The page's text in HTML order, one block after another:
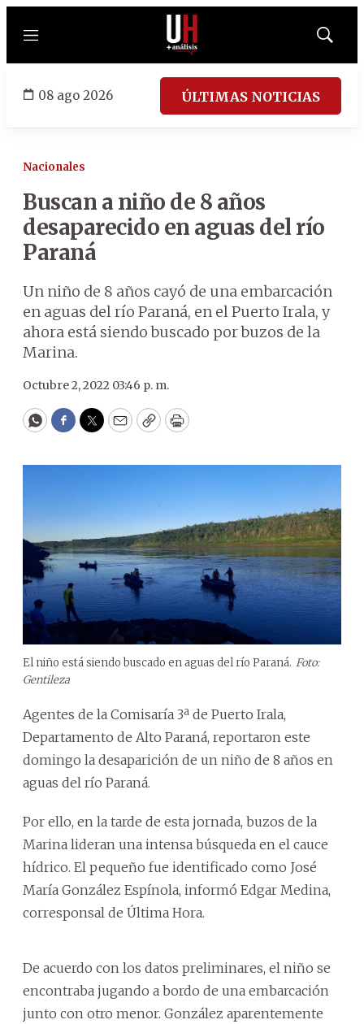
Menú
Mostrar
08 ago 2026 ÚLTIMAS NOTICIAS
Nacionales
Buscan a niño de 8 años
desaparecido en aguas del río
Paraná
Un niño de 8 años cayó de una embarcación
en aguas del río Paraná, en el Puerto Irala, y
ahora está siendo buscado por buzos de la
Marina.
Octubre 2, 2022 03:46 p. m.
WhatsApp
Facebook
Twitter
EmailCopyPrint
El niño está siendo buscado en aguas del río Paraná. Foto:
Gentileza
Agentes de la Comisaría 3ª de Puerto Irala,
Departamento de Alto Paraná, reportaron este
domingo la desaparición de un niño de 8 años en
aguas del río Paraná.
Por ello, en la tarde de esta jornada, buzos de la
Marina lideran una intensa búsqueda en el cauce
hídrico. El pequeño fue identificado como José
María González Espínola, informó Edgar Medina,
corresponsal de Última Hora.
De acuerdo con los datos preliminares, el niño se
encontraba jugando a bordo de una embarcación
junto con otro menor. González aparentemente